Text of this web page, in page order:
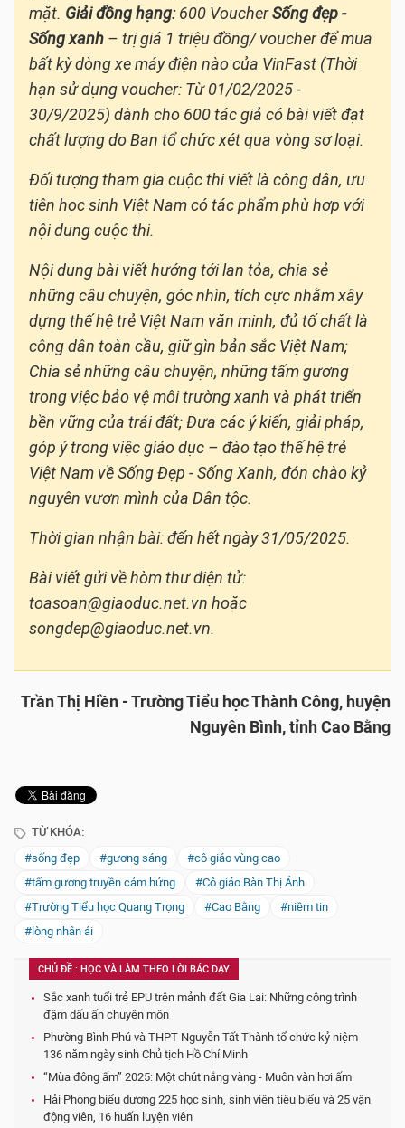
mặt. Giải đồng hạng:600 VoucherSống đẹp -
Sống xanh – trị giá 1 triệu đồng/ voucher để mua
bất kỳ dòng xe máy điện nào của VinFast (Thời
hạn sử dụng voucher: Từ 01/02/2025 -
30/9/2025) dành cho 600 tác giả có bài viết đạt
chất lượng do Ban tổ chức xét qua vòng sơ loại.
Đối tượng tham gia cuộc thi viết là công dân, ưu
tiên học sinh Việt Nam có tác phẩm phù hợp với
nội dung cuộc thi.
Nội dung bài viết hướng tới lan tỏa, chia sẻ
những câu chuyện, góc nhìn, tích cực nhằm xây
dựng thế hệ trẻ Việt Nam văn minh, đủ tố chất là
công dân toàn cầu, giữ gìn bản sắc Việt Nam;
Chia sẻ những câu chuyện, những tấm gương
trong việc bảo vệ môi trường xanh và phát triển
bền vững của trái đất; Đưa các ý kiến, giải pháp,
góp ý trong việc giáo dục – đào tạo thế hệ trẻ
Việt Nam về Sống Đẹp - Sống Xanh, đón chào kỷ
nguyên vươn mình của Dân tộc.
Thời gian nhận bài: đến hết ngày 31/05/2025.
Bài viết gửi về hòm thư điện tử:
toasoan@giaoduc.net.vn hoặc
songdep@giaoduc.net.vn.
Trần Thị Hiền - Trường Tiểu học Thành Công, huyện
Nguyên Bình, tỉnh Cao Bằng
TỪ KHÓA:
#sống đẹp
#gương sáng
#cô giáo vùng cao
#tấm gương truyền cảm hứng
#Cô giáo Bàn Thị Ánh
#Trường Tiểu học Quang Trọng
#Cao Bằng
#niềm tin
#lòng nhân ái
CHỦ ĐỀ : HỌC VÀ LÀM THEO LỜI BÁC DẠY
Sắc xanh tuổi trẻ EPU trên mảnh đất Gia Lai: Những công trình
đậm dấu ấn chuyên môn
Phường Bình Phú và THPT Nguyễn Tất Thành tổ chức kỷ niệm
136 năm ngày sinh Chủ tịch Hồ Chí Minh
“Mùa đông ấm” 2025: Một chút nắng vàng - Muôn vàn hơi ấm
Hải Phòng biểu dương 225 học sinh, sinh viên tiêu biểu và 25 vận
động viên, 16 huấn luyện viên